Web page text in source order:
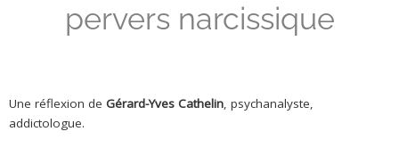
pervers narcissique
Une réflexion de Gérard-Yves Cathelin, psychanalyste,
addictologue.